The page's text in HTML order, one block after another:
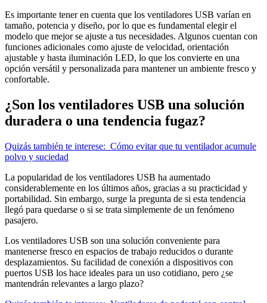
Es importante tener en cuenta que los ventiladores USB varían en
tamaño, potencia y diseño, por lo que es fundamental elegir el
modelo que mejor se ajuste a tus necesidades. Algunos cuentan con
funciones adicionales como ajuste de velocidad, orientación
ajustable y hasta iluminación LED, lo que los convierte en una
opción versátil y personalizada para mantener un ambiente fresco y
confortable.
¿Son los ventiladores USB una solución
duradera o una tendencia fugaz?
Quizás también te interese: Cómo evitar que tu ventilador acumule
polvo y suciedad
La popularidad de los ventiladores USB ha aumentado
considerablemente en los últimos años, gracias a su practicidad y
portabilidad. Sin embargo, surge la pregunta de si esta tendencia
llegó para quedarse o si se trata simplemente de un fenómeno
pasajero.
Los ventiladores USB son una solución conveniente para
mantenerse fresco en espacios de trabajo reducidos o durante
desplazamientos. Su facilidad de conexión a dispositivos con
puertos USB los hace ideales para un uso cotidiano, pero ¿se
mantendrán relevantes a largo plazo?